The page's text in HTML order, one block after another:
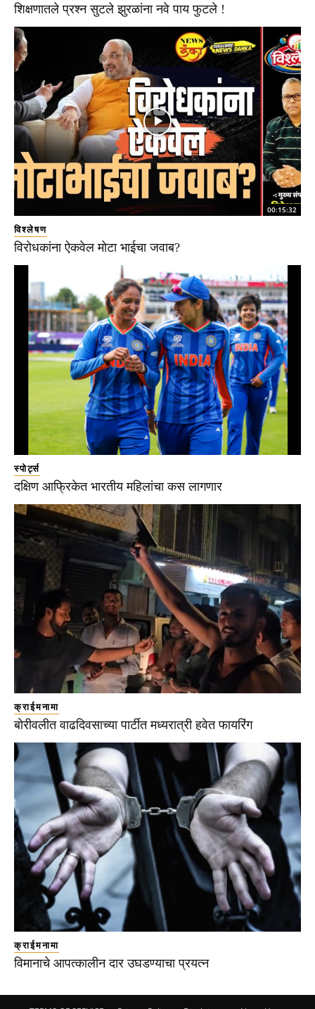
शिक्षणातले प्रश्न सुटले झुरळांना नवे पाय फुटले !
00:15:32
विश्लेषण
विरोधकांना ऐकवेल मोटा भाईचा जवाब?
स्पोर्ट्स
दक्षिण आफ्रिकेत भारतीय महिलांचा कस लागणार
क्राईमनामा
बोरीवलीत वाढदिवसाच्या पार्टीत मध्यरात्री हवेत फायरिंग
क्राईमनामा
विमानाचे आपत्कालीन दार उघडण्याचा प्रयत्न